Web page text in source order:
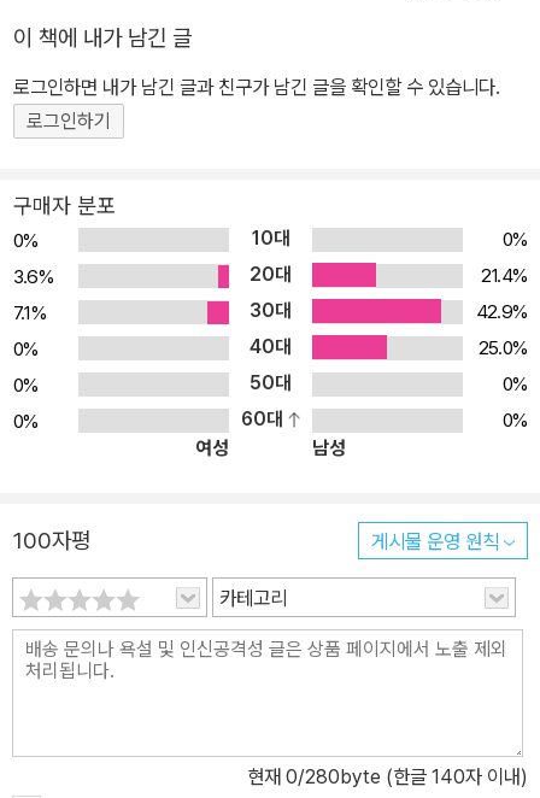
있는 책이다. * 이 책에서 주로 다루고 있는 기술들 Ajax Apache C
assandra AWS CSS Erlang Haskell HTML JavaScript jQuer
y JSON Memcached MongoDB MySQL Perl PHP Postgre
이 책에 내가 남긴 글
로그인하면 내가 남긴 글과 친구가 남긴 글을 확인할 수 있습니다.
로그인하기
구매자 분포
0% 10대
0%
3.6%
20대
21.4%
7.1%
30대
42.9%
0%
40대
25.0%
0%
50대
0%
0%
60대
0%
여성
남성
100자평 게시물 운영 원칙
카테고리
현재 0/280byte (한글 140자 이내)